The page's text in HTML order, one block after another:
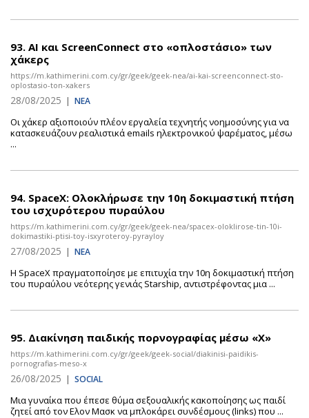
93. AI και ScreenConnect στο «οπλοστάσιο» των
χάκερς
https://m.kathimerini.com.cy/gr/geek/geek-nea/ai-kai-screenconnect-sto-
oplostasio-ton-xakers
28/08/2025 | ΝΕΑ
Οι χάκερ αξιοποιούν πλέον εργαλεία τεχνητής νοημοσύνης για να
κατασκευάζουν ρεαλιστικά emails ηλεκτρονικού ψαρέματος, μέσω
...
94. SpaceX: Ολοκλήρωσε την 10η δοκιμαστική πτήση
του ισχυρότερου πυραύλου
https://m.kathimerini.com.cy/gr/geek/geek-nea/spacex-oloklirose-tin-10i-
dokimastiki-ptisi-toy-isxyroteroy-pyrayloy
27/08/2025 | ΝΕΑ
Η SpaceX πραγματοποίησε με επιτυχία την 10η δοκιμαστική πτήση
του πυραύλου νεότερης γενιάς Starship, αντιστρέφοντας μια ...
95. Διακίνηση παιδικής πορνογραφίας μέσω «Χ»
https://m.kathimerini.com.cy/gr/geek/geek-social/diakinisi-paidikis-
pornografias-meso-x
26/08/2025 | SOCIAL
Μια γυναίκα που έπεσε θύμα σεξουαλικής κακοποίησης ως παιδί
ζητεί από τον Ελον Μασκ να μπλοκάρει συνδέσμους (links) που ...